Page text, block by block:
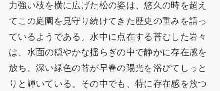
力強い枝を横に広げた松の姿は、悠久の時を超え
てこの庭園を見守り続けてきた歴史の重みを語っ
ているようである。水中に点在する苔むした岩々
は、水面の穏やかな揺らぎの中で静かに存在感を
放ち、深い緑色の苔が早春の陽光を浴びてしっと
りと輝いている。その中でも、特に存在感を放つ